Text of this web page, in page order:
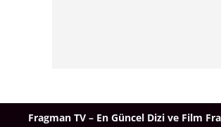
Fragman TV – En Güncel Dizi ve Film